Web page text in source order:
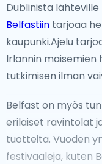
Jos etsit rauhaa
Donegalin
kauneus tarjoavat
tunnetaan
seikkailuistaan, kun
elämään. Aranin
kohteita
luontoon ja
Dublinista
Belfastiin tarjoaa
kaupunki.Ajelu
Irlannin maisemien
tutkimisen ilman
Belfast on myös
erilaiset ravintolat
tuotteita. Vuoden
festivaaleja, kuten